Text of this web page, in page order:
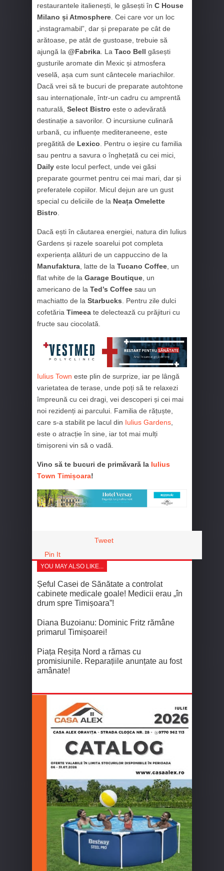
restaurantele italienești, le găsești în C House
Milano și Atmosphere . Cei care vor un loc
„instagramabil”, dar și preparate pe cât de
arătoase, pe atât de gustoase, trebuie să
ajungă la @Fabrika . La Taco Bell găsești
gusturile aromate din Mexic și atmosfera
veselă, așa cum sunt cântecele mariachilor.
Dacă vrei să te bucuri de preparate autohtone
sau internaționale, într-un cadru cu amprentă
naturală, Select Bistro este o adevărată
destinație a savorilor. O incursiune culinară
urbană, cu influențe mediteraneene, este
pregătită de Lexico . Pentru o ieșire cu familia
sau pentru a savura o înghețată cu cei mici,
Daily este locul perfect, unde vei găsi
preparate gourmet pentru cei mai mari, dar și
preferatele copiilor. Micul dejun are un gust
special cu deliciile de la Neața Omelette
Bistro
Dacă ești în căutarea energiei, natura din Iulius
Gardens și razele soarelui pot completa
experiența alături de un cappuccino de la
Manufaktura , latte de la Tucano Coffee , un
flat white de la Garage Boutique , un
americano de la Ted’s Coffee sau un
machiatto de la Starbucks . Pentru zile dulci
cofetăria Timeea te delectează cu prăjituri cu
fructe sau ciocolată.
Iulius Town este plin de surprize, iar pe lângă
varietatea de terase, unde poți să te relaxezi
împreună cu cei dragi, vei descoperi și cei mai
noi rezidenți ai parcului. Familia de rățuște,
care s-a stabilit pe lacul din Iulius Gardens
este o atracție în sine, iar tot mai mulți
timișoreni vin să o vadă.
Vino să te bucuri de primăvară la Iulius
Town Timișoara!
Tweet
Pin It
YOU MAY ALSO LIKE...
Șeful Casei de Sănătate a controlat
cabinete medicale goale! Medicii erau „în
drum spre Timișoara”!
Diana Buzoianu: Dominic Fritz rămâne
primarul Timișoarei!
Piața Reșița Nord a rămas cu
promisiunile. Reparațiile anunțate au fost
amânate!